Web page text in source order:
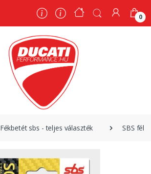
0
Fékbetét sbs - teljes választék SBS
0